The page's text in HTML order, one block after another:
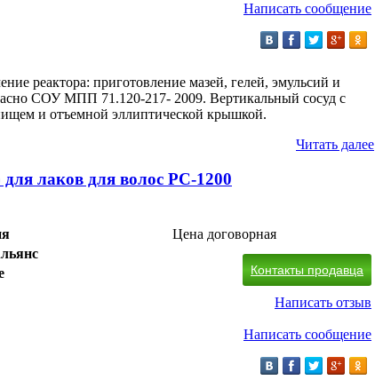
Написать сообщение
реактора: приготовление мазей, гелей, эмульсий и
СОУ МПП 71.120-217- 2009. Вертикальный сосуд с
и отъемной эллиптической крышкой.
Читать далее
для лаков для волос РС-1200
Цена договорная
Контакты продавца
Написать отзыв
Написать сообщение